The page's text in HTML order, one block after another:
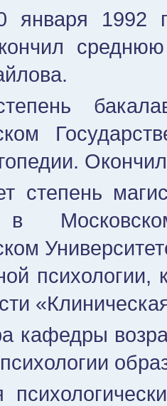
января 1992
степень
психологии,
кафедры